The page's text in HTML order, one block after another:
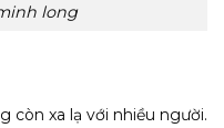
long
còn xa lạ với nhiều người.